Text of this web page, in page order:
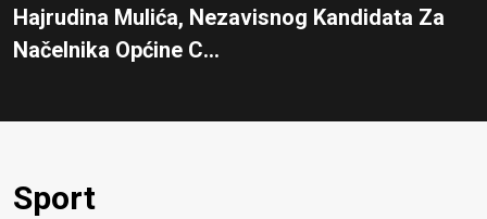
Hajrudina Mulića, Nezavisnog Kandidata Za
Načelnika Općine C...
Sport